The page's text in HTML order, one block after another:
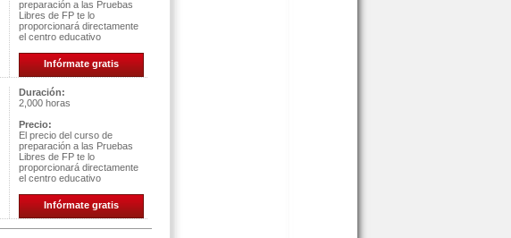
preparación a las Pruebas
Libres de FP te lo
proporcionará directamente
el centro educativo
Infórmate gratis
Duración:
2,000 horas
Precio:
El precio del curso de
preparación a las Pruebas
Libres de FP te lo
proporcionará directamente
el centro educativo
Infórmate gratis